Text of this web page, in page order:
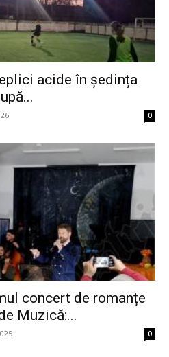
acide în ședința
0
concert de romanțe
Muzică:...
0